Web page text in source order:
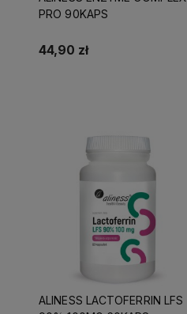
PRO 90KAPS
44,90 zł
ALINESS LACTOFERRIN LFS